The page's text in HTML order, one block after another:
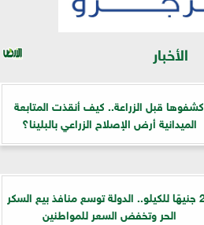
الأخبار
كشفوها قبل الزراعة.. كيف أنقذت المتابعة
الميدانية أرض الإصلاح الزراعي بالبلينا؟
25 جنيهًا للكيلو.. الدولة توسع منافذ بيع السكر
الحر وتخفض السعر للمواطنين